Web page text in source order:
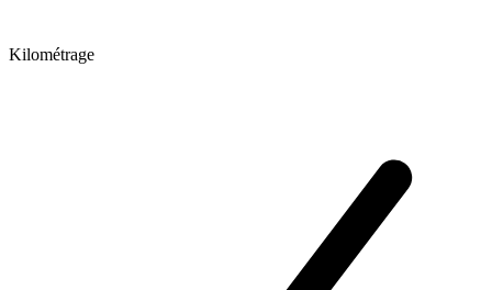
Kilométrage